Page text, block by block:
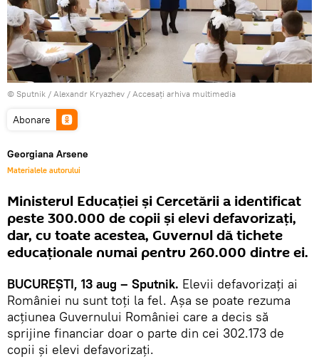
© Sputnik / Alexandr Kryazhev / Accesați arhiva multimedia
Abonare
Georgiana Arsene
Materialele autorului
Ministerul Educației și Cercetării a identificat
peste 300.000 de copii și elevi defavorizați,
dar, cu toate acestea, Guvernul dă tichete
educaționale numai pentru 260.000 dintre ei.
BUCUREȘTI, 13 aug – Sputnik. Elevii defavorizați ai
României nu sunt toți la fel. Așa se poate rezuma
acțiunea Guvernului României care a decis să
sprijine financiar doar o parte din cei 302.173 de
copii și elevi defavorizați.